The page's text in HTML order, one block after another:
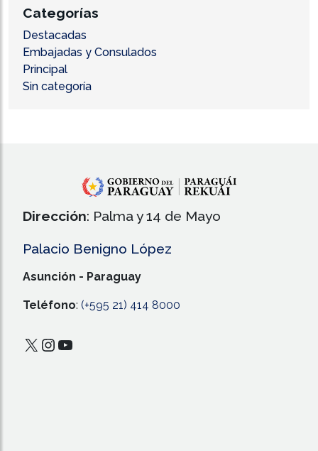
Categorías
Destacadas
Embajadas y Consulados
Principal
Sin categoría
Dirección: Palma y 14 de Mayo
Palacio Benigno López
Asunción - Paraguay
Teléfono: (+595 21) 414 8000
X Instagram
YouTube